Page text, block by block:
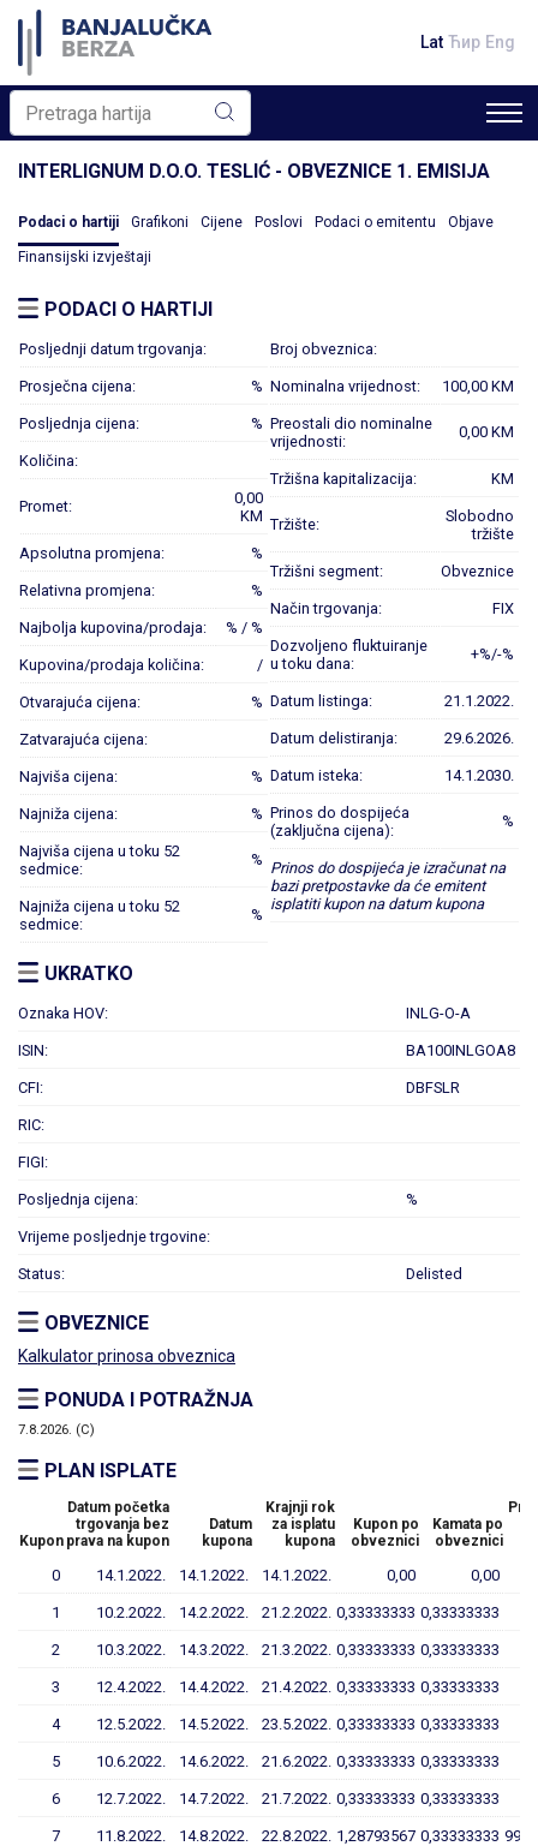
Lat Ћир Eng
INTERLIGNUM D.O.O. TESLIĆ - OBVEZNICE 1. EMISIJA
Podaci o hartiji Grafikoni Cijene Poslovi Podaci o emitentu Objave
Finansijski izvještaji
PODACI O HARTIJI
Posljednji datum trgovanja:
Prosječna cijena: %
Posljednja cijena: %
Količina:
Promet:
0,00
KM
Apsolutna promjena: %
Relativna promjena: %
Najbolja kupovina/prodaja: % / %
Kupovina/prodaja količina: /
Otvarajuća cijena: %
Zatvarajuća cijena:
Najviša cijena: %
Najniža cijena: %
Najviša cijena u toku 52
sedmice:
%
Najniža cijena u toku 52
sedmice:
%
Broj obveznica:
Nominalna vrijednost: 100,00 KM
Preostali dio nominalne
vrijednosti:
0,00 KM
Tržišna kapitalizacija: KM
Tržište:
Slobodno
tržište
Tržišni segment: Obveznice
Način trgovanja: FIX
Dozvoljeno fluktuiranje
u toku dana:
+%/-%
Datum listinga: 21.1.2022.
Datum delistiranja: 29.6.2026.
Datum isteka: 14.1.2030.
Prinos do dospijeća
(zaključna cijena):
%
Prinos do dospijeća je izračunat na
bazi pretpostavke da će emitent
isplatiti kupon na datum kupona
UKRATKO
Oznaka HOV: INLG-O-A
ISIN: BA100INLGOA8
CFI: DBFSLR
RIC:
FIGI:
Posljednja cijena: %
Vrijeme posljednje trgovine:
Status: Delisted
OBVEZNICE
Kalkulator prinosa obveznica
PONUDA I POTRAŽNJA
7.8.2026. (C)
PLAN ISPLATE
Kupon
Datum početka
trgovanja bez
prava na kupon
Datum
kupona
Krajnji rok
za isplatu
kupona
Kupon po
obveznici
Kamata po
obveznici
0 14.1.2022. 14.1.2022. 14.1.2022. 0,00 0,00
1 10.2.2022. 14.2.2022. 21.2.2022. 0,33333333 0,33333333
2 10.3.2022. 14.3.2022. 21.3.2022. 0,33333333 0,33333333
3 12.4.2022. 14.4.2022. 21.4.2022. 0,33333333 0,33333333
4 12.5.2022. 14.5.2022. 23.5.2022. 0,33333333 0,33333333
5 10.6.2022. 14.6.2022. 21.6.2022. 0,33333333 0,33333333
6 12.7.2022. 14.7.2022. 21.7.2022. 0,33333333 0,33333333
7 11.8.2022. 14.8.2022. 22.8.2022. 1,28793567 0,33333333